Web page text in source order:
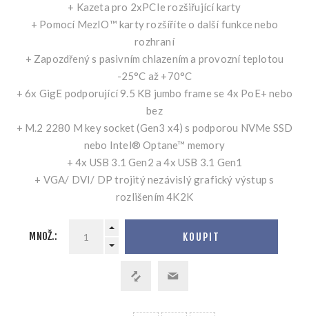
+ Kazeta pro 2xPCIe rozšiřující karty
+ Pomocí MezIO™ karty rozšíříte o další funkce nebo
rozhraní
+ Zapozdřený s pasivním chlazením a provozní teplotou
-25°C až +70°C
+ 6x GigE podporující 9.5 KB jumbo frame se 4x PoE+ nebo
bez
+ M.2 2280 M key socket (Gen3 x4) s podporou NVMe SSD
nebo Intel® Optane™ memory
+ 4x USB 3.1 Gen2 a 4x USB 3.1 Gen1
+ VGA/ DVI/ DP trojitý nezávislý grafický výstup s
rozlišením 4K2K
MNOŽ.: KOUPIT